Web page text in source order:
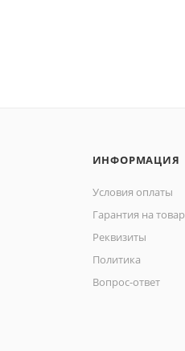
ИНФОРМАЦИЯ
Условия оплаты
Гарантия на товар
Реквизиты
Политика
Вопрос-ответ